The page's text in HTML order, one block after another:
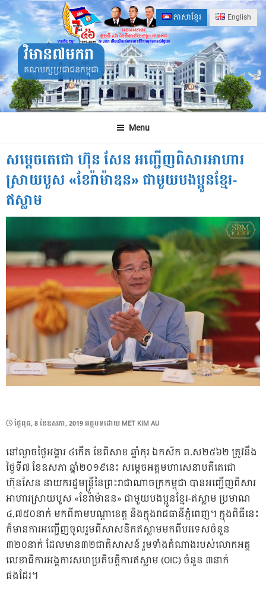
Skip
to
content
ភាសាខ្មែរ English
វិមាន៧មករា
គណបក្សប្រជាជនកម្ពុជា
Menu
សម្តេចតេជោ ហ៊ុន សែន អញ្ជើញពិសារអាហារ
ស្រាយបួស «ខែរ៉ាម៉ាឌន» ជាមួយបងប្អូនខ្មែរ-
ឥស្លាម
POSTED
ថ្ងៃ​ពុធ, 8 ខែ​ឧសភា, 2019អត្ថបទដោយ MET KIM AU
នៅល្ងាចថ្ងៃអង្គារ ៤កើត ខែពិសាខ ឆ្នាំកុរ ឯកស័ក ព.ស២៥៦២ ត្រូវនឹង
ថ្ងៃទី៧ ខែឧសភា ឆ្នាំ២០១៩នេះ សម្តេចអគ្គមហាសេនាបតីតេជោ
ហ៊ុនសែន នាយករដ្ឋមន្ត្រីនៃព្រះរាជាណាចក្រកម្ពុជា បានអញ្ជើញពិសារ
អាហារស្រាយបួស «ខែរ៉ាម៉ាឌន» ជាមួយបងប្អូនខ្មែរ-ឥស្លាម ប្រមាណ
៤,៧៥០នាក់ មកពីតាមបណ្តាខេត្ត និងក្នុងរាជធានីភ្នំពេញ។ ក្នុងពិធីនេះ
ក៏មានការអញ្ជើញចូលរួមពីសាសនិកឥស្លាមមកពីបរទេសចំនួន
៣២០នាក់ ដែលមាន៣២ជាតិសាសន៍ រួមទាំងតំណាងរបស់លោកអគ្គ
លេខាធិការអង្គការសហប្រតិបត្តិការឥស្លាម (OIC) ចំនួន ៣នាក់
ផងដែរ។